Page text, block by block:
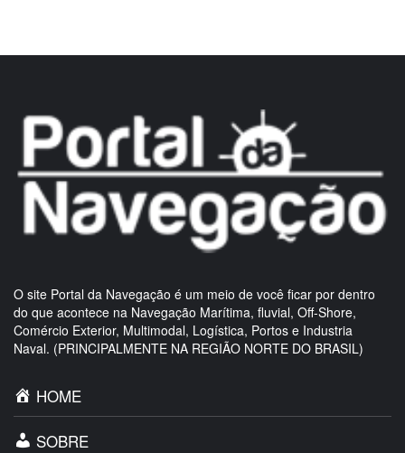
O site Portal da Navegação é um meio de você ficar por dentro
do que acontece na Navegação Marítima, fluvial, Off-Shore,
Comércio Exterior, Multimodal, Logística, Portos e Industria
Naval. (PRINCIPALMENTE NA REGIÃO NORTE DO BRASIL)
HOME
SOBRE